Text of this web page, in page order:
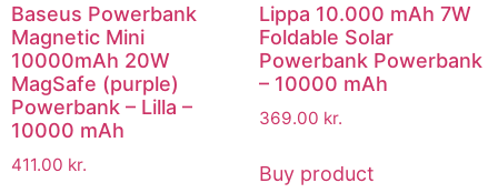
Baseus Powerbank
Magnetic Mini
10000mAh 20W
MagSafe (purple)
Powerbank – Lilla –
10000 mAh
411.00 kr.
Lippa 10.000 mAh 7W
Foldable Solar
Powerbank Powerbank
– 10000 mAh
369.00 kr.
Buy product